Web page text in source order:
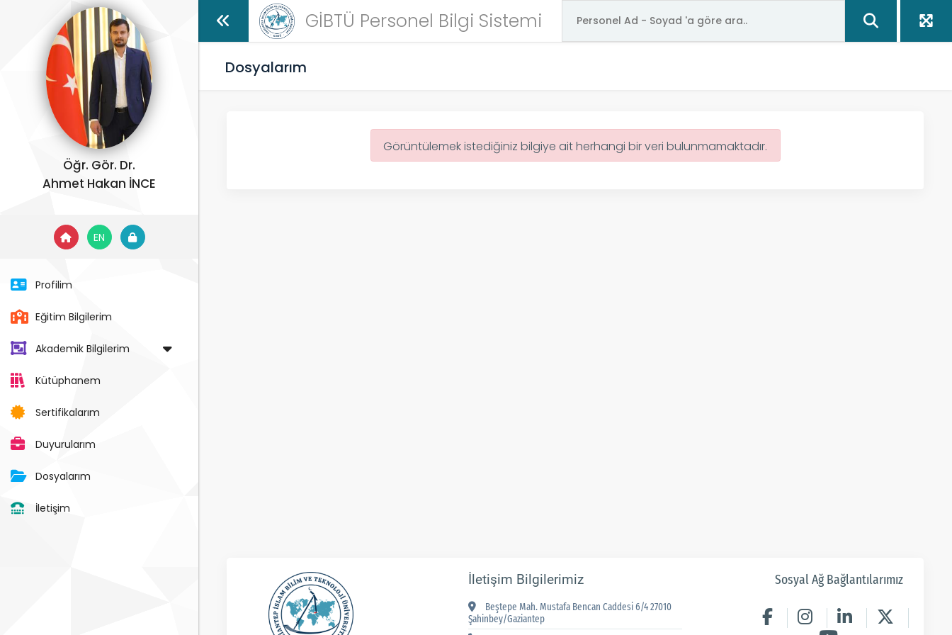
Öğr. Gör. Dr.
Ahmet Hakan İNCE
EN
Profilim
Eğitim Bilgilerim
Akademik Bilgilerim
Kütüphanem
Sertifikalarım
Duyurularım
Dosyalarım
İletişim
GİBTÜ Personel Bilgi Sistemi
Dosyalarım
Görüntülemek istediğiniz bilgiye ait herhangi bir veri bulunmamaktadır.
İletişim Bilgilerimiz
Beştepe Mah. Mustafa Bencan Caddesi 6/4 27010
Şahinbey/Gaziantep
Sosyal Ağ Bağlantılarımız